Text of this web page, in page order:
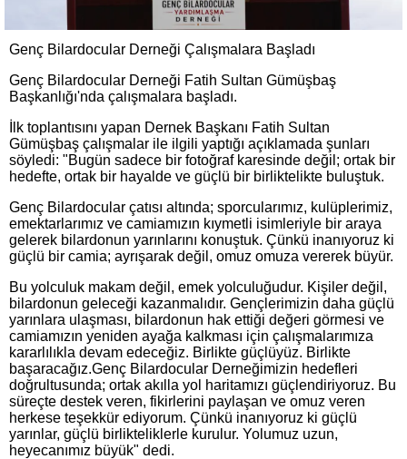
Genç Bilardocular Derneği Çalışmalara Başladı
Genç Bilardocular Derneği Fatih Sultan Gümüşbaş
Başkanlığı'nda çalışmalara başladı.
İlk toplantısını yapan Dernek Başkanı Fatih Sultan
Gümüşbaş çalışmalar ile ilgili yaptığı açıklamada şunları
söyledi: "Bugün sadece bir fotoğraf karesinde değil; ortak bir
hedefte, ortak bir hayalde ve güçlü bir birliktelikte buluştuk.
Genç Bilardocular çatısı altında; sporcularımız, kulüplerimiz,
emektarlarımız ve camiamızın kıymetli isimleriyle bir araya
gelerek bilardonun yarınlarını konuştuk. Çünkü inanıyoruz ki
güçlü bir camia; ayrışarak değil, omuz omuza vererek büyür.
Bu yolculuk makam değil, emek yolculuğudur. Kişiler değil,
bilardonun geleceği kazanmalıdır. Gençlerimizin daha güçlü
yarınlara ulaşması, bilardonun hak ettiği değeri görmesi ve
camiamızın yeniden ayağa kalkması için çalışmalarımıza
kararlılıkla devam edeceğiz. Birlikte güçlüyüz. Birlikte
başaracağız.Genç Bilardocular Derneğimizin hedefleri
doğrultusunda; ortak akılla yol haritamızı güçlendiriyoruz. Bu
süreçte destek veren, fikirlerini paylaşan ve omuz veren
herkese teşekkür ediyorum. Çünkü inanıyoruz ki güçlü
yarınlar, güçlü birlikteliklerle kurulur. Yolumuz uzun,
heyecanımız büyük" dedi.